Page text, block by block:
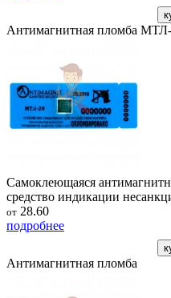
Антимагнитная пломба
Самоклеющаяся
средство индикации
от 28.60
подробнее
Антимагнитная пломба